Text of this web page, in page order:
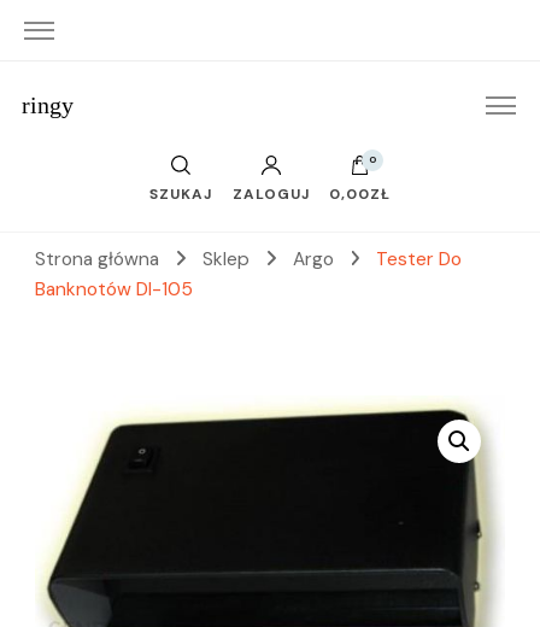
ringy
SZUKAJ ZALOGUJ
0
0,00ZŁ
Strona główna Sklep Argo
Tester Do
Banknotów Dl-105